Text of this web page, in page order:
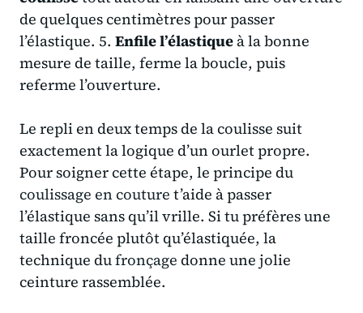
de quelques centimètres pour passer
l’élastique. 5. Enfile l’élastique à la bonne
mesure de taille, ferme la boucle, puis
referme l’ouverture.
Le repli en deux temps de la coulisse suit
exactement la logique d’un ourlet propre.
Pour soigner cette étape, le principe du
coulissage en couture t’aide à passer
l’élastique sans qu’il vrille. Si tu préfères une
taille froncée plutôt qu’élastiquée, la
technique dufronçage donne une jolie
ceinture rassemblée.